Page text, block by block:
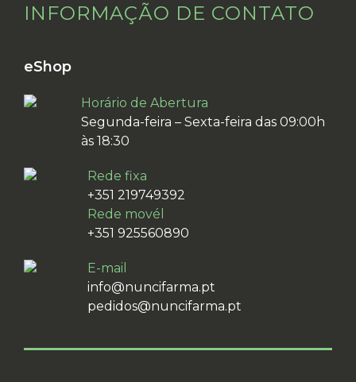
INFORMAÇÃO DE CONTATO
eShop
Horário de Abertura
Segunda-feira – Sexta-feira das 09:00h
às 18:30
Rede fixa
+351 219749392
Rede movél
+351 925560890
E-mail
info@nuncifarma.pt
pedidos@nuncifarma.pt